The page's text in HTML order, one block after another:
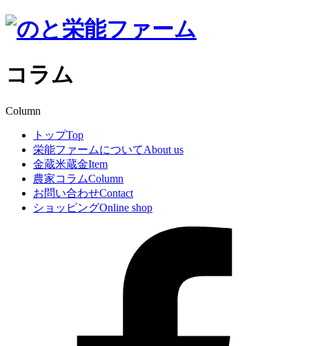
コラム
Column
トップTop
栄能ファームについてAbout us
金蔵米蔵金Item
農家コラムColumn
お問い合わせContact
ショッピングOnline shop